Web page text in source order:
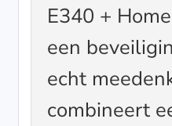
E340 +
een
echt
combineert